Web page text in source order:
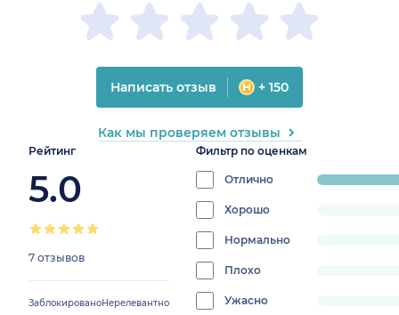
Рейтинг
5.0
7 отзывов
ЗаблокированоНерелевантно
Фильтр по оценкам
Отлично
progress:
Хорошо
0%
Нормально
0%
Плохо
0%
Ужасно
progress:
Написать отзыв + 150
Как мы проверяем отзывы